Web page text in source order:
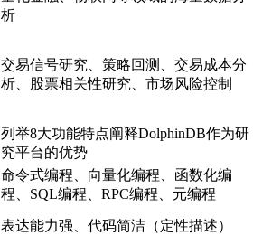
析
交易信号研究、策略回测、交易成本分
析、股票相关性研究、市场风险控制
列举8大功能特点阐释DolphinDB作为研
究平台的优势
命令式编程、向量化编程、函数化编
程、SQL编程、RPC编程、元编程
表达能力强、代码简洁（定性描述）